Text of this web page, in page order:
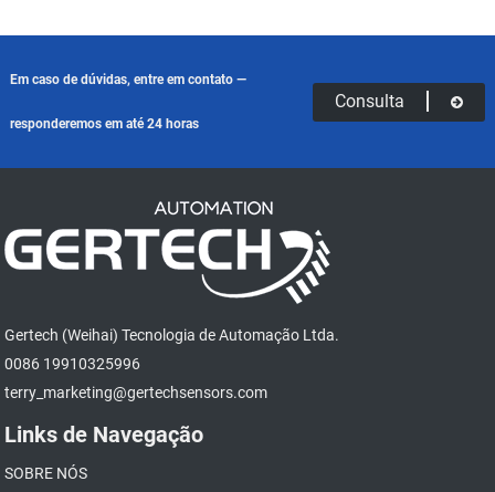
Em caso de dúvidas, entre em contato —
responderemos em até 24 horas
Consulta
Gertech (Weihai) Tecnologia de Automação Ltda.
0086 19910325996
terry_marketing@gertechsensors.com
Links de Navegação
SOBRE NÓS